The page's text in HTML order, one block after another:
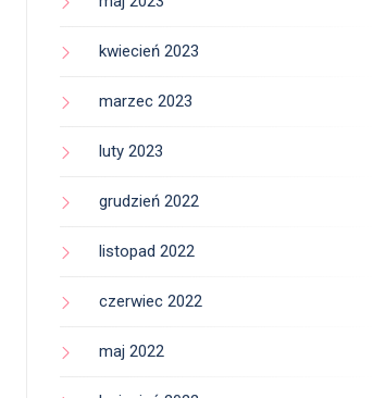
kwiecień 2023
marzec 2023
luty 2023
grudzień 2022
listopad 2022
czerwiec 2022
maj 2022